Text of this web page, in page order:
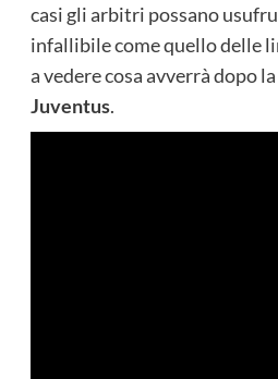
casi gli arbitri possano
infallibile come quello delle
a vedere cosa avverrà dopo
Juventus.